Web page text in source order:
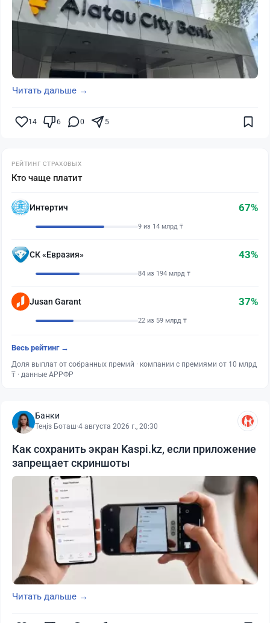
Читать дальше →
14 6 0 5
РЕЙТИНГ СТРАХОВЫХ
Кто чаще платит
Интертич 67%
9 из 14 млрд ₸
СК «Евразия» 43%
84 из 194 млрд ₸
Jusan Garant 37%
22 из 59 млрд ₸
Весь рейтинг →
Доля выплат от собранных премий · компании с премиями от 10 млрд
₸ · данные АРРФР
Банки
Теңіз Боташ·4 августа 2026 г., 20:30
Как сохранить экран Kaspi.kz, если приложение
запрещает скриншоты
Читать дальше →